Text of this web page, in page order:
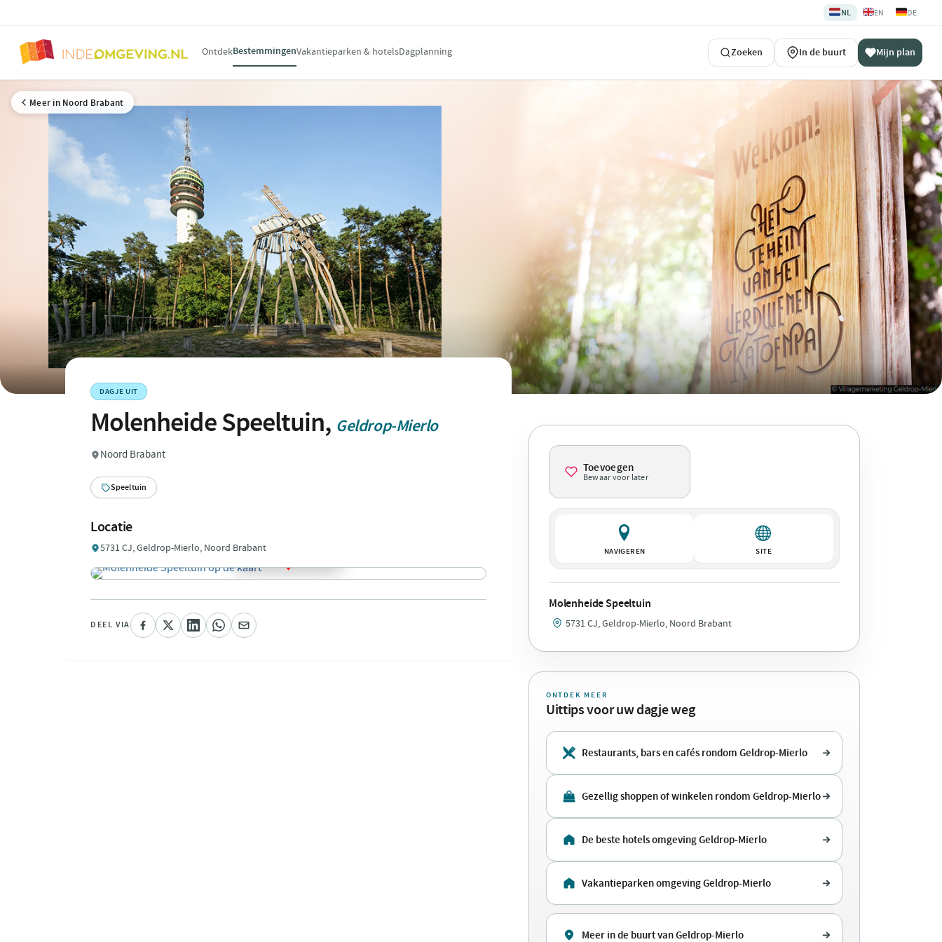
🇳🇱NL 🇬🇧EN 🇩🇪DE
OntdekBestemmingenVakantieparken & hotelsDagplanning Zoeken In de buurt Mijn plan
Meer in Noord Brabant
DAGJE UIT
Molenheide Speeltuin, Geldrop-Mierlo
Noord Brabant
Speeltuin
Locatie
5731 CJ, Geldrop-Mierlo, Noord Brabant
DEEL VIA
Toevoegen
Bewaar voor later
NAVIGEREN SITE
Molenheide Speeltuin
5731 CJ, Geldrop-Mierlo, Noord Brabant
ONTDEK MEER
Uittips voor uw dagje weg
Restaurants, bars en cafés rondom Geldrop-Mierlo
Gezellig shoppen of winkelen rondom Geldrop-Mierlo
De beste hotels omgeving Geldrop-Mierlo
Vakantieparken omgeving Geldrop-Mierlo
Meer in de buurt van Geldrop-Mierlo